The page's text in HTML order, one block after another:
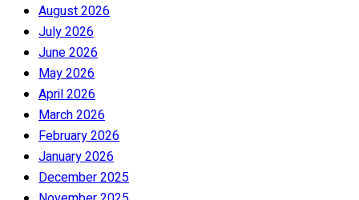
August 2026
July 2026
June 2026
May 2026
April 2026
March 2026
February 2026
January 2026
December 2025